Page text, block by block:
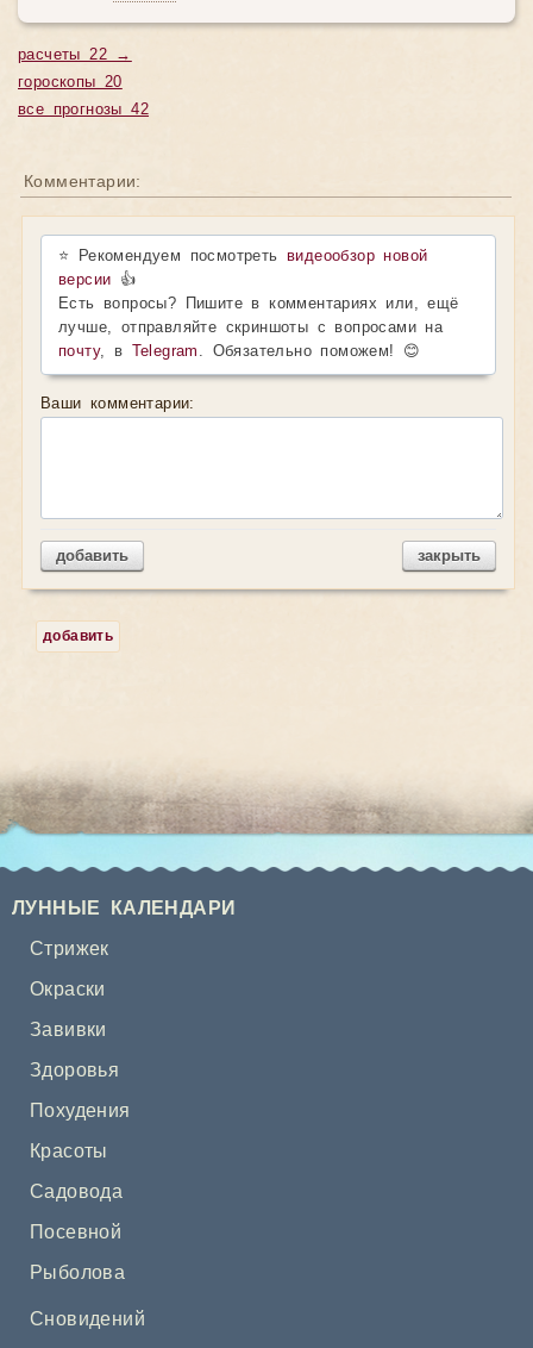
расчеты 22 →
гороскопы 20
все прогнозы 42
Комментарии:
⭐ Рекомендуем посмотретьвидеообзор новой
версии 👍
Есть вопросы? Пишите в комментариях или, ещё
лучше, отправляйте скриншоты с вопросами на
почту, в Telegram . Обязательно поможем! 😊
Ваши комментарии:
добавить закрыть
добавить
ЛУННЫЕ КАЛЕНДАРИ
Стрижек
Окраски
Завивки
Здоровья
Похудения
Красоты
Садовода
Посевной
Рыболова
Сновидений